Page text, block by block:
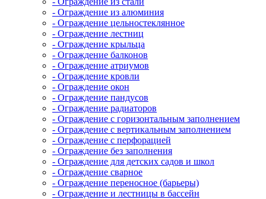
- Ограждение из алюминия
- Ограждение цельностеклянное
- Ограждение лестниц
- Ограждение крыльца
- Ограждение балконов
- Ограждение атриумов
- Ограждение кровли
- Ограждение окон
- Ограждение пандусов
- Ограждение радиаторов
- Ограждение с горизонтальным заполнением
- Ограждение с вертикальным заполнением
- Ограждение с перфорацией
- Ограждение без заполнения
- Ограждение для детских садов и школ
- Ограждение сварное
- Ограждение переносное (барьеры)
- Ограждение и лестницы в бассейн